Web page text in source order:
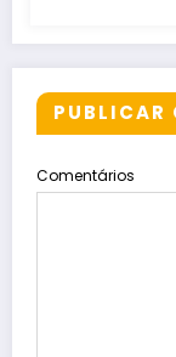
PUBLICAR
Comentários